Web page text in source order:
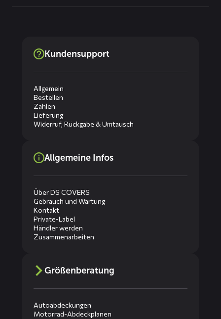
Kundensupport
Allgemein
Bestellen
Zahlen
Lieferung
Widerruf, Rückgabe & Umtausch
Allgemeine Infos
Über DS COVERS
Gebrauch und Wartung
Kontakt
Private-Label
Händler werden
Zusammenarbeiten
Größenberatung
Autoabdeckungen
Motorrad-Abdeckplanen